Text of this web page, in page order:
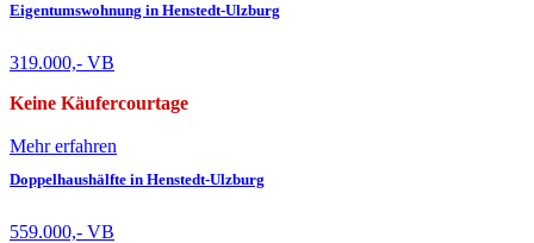
Eigentumswohnung in Henstedt-Ulzburg
319.000,- VB
Keine Käufercourtage
Mehr erfahren
Doppelhaushälfte in Henstedt-Ulzburg
559.000,- VB